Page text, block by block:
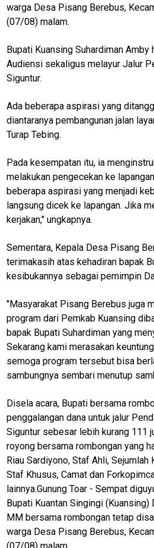
warga Desa Pisang Berebus,
(07/08) malam.
Bupati Kuansing Suhardiman
Audiensi sekaligus melayur Jalur
Siguntur.
Ada beberapa aspirasi yang
diantaranya pembangunan jalan
Turap Tebing.
Pada kesempatan itu, ia
melakukan pengecekan ke
beberapa aspirasi yang menjadi
langsung dicek ke lapangan. Jika
kerjakan," ungkapnya.
Sementara, Kepala Desa Pisang
terimakasih atas kehadiran bapak
kesibukannya sebagai pemimpin
"Masyarakat Pisang Berebus juga
program dari Pemkab Kuansing
bapak Bupati Suhardiman yang
Sekarang kami merasakan
semoga program tersebut bisa
sambungnya sembari menutup
Disela acara, Bupati bersama
penggalangan dana untuk jalur
Siguntur sebesar lebih kurang 111
royong bersama rombongan yang
Riau Sardiyono, Staf Ahli,
Staf Khusus, Camat dan
lainnya.Gunung Toar - Sempat
Bupati Kuantan Singingi (Kuansing)
MM bersama rombongan tetap
warga Desa Pisang Berebus,